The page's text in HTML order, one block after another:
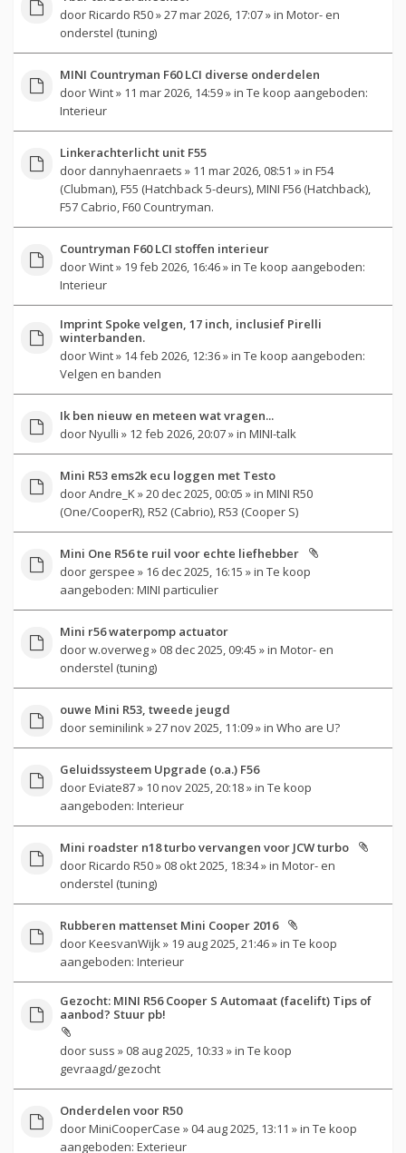
doorRicardo R50» 27 mar 2026, 17:07 » in Motor- en
onderstel (tuning)
MINI Countryman F60 LCI diverse onderdelen
doorWint» 11 mar 2026, 14:59 » in Te koop aangeboden:
Interieur
Linkerachterlicht unit F55
door dannyhaenraets » 11 mar 2026, 08:51 » in F54
(Clubman), F55 (Hatchback 5-deurs), MINI F56 (Hatchback),
F57 Cabrio, F60 Countryman.
Countryman F60 LCI stoffen interieur
doorWint» 19 feb 2026, 16:46 » in Te koop aangeboden:
Interieur
Imprint Spoke velgen, 17 inch, inclusief Pirelli
winterbanden.
doorWint» 14 feb 2026, 12:36 » in Te koop aangeboden:
Velgen en banden
Ik ben nieuw en meteen wat vragen...
doorNyulli » 12 feb 2026, 20:07 » in MINI-talk
Mini R53 ems2k ecu loggen met Testo
doorAndre_K » 20 dec 2025, 00:05 » in MINI R50
(One/CooperR), R52 (Cabrio), R53 (Cooper S)
Mini One R56 te ruil voor echte liefhebber
door gerspee » 16 dec 2025, 16:15 » in Te koop
aangeboden: MINI particulier
Mini r56 waterpomp actuator
doorw.overweg» 08 dec 2025, 09:45 » in Motor- en
onderstel (tuning)
ouwe Mini R53, tweede jeugd
door seminilink » 27 nov 2025, 11:09 » in Who are U?
Geluidssysteem Upgrade (o.a.) F56
doorEviate87» 10 nov 2025, 20:18 » in Te koop
aangeboden: Interieur
Mini roadster n18 turbo vervangen voor JCW turbo
doorRicardo R50» 08 okt 2025, 18:34 » in Motor- en
onderstel (tuning)
Rubberen mattenset Mini Cooper 2016
doorKeesvanWijk » 19 aug 2025, 21:46 » in Te koop
aangeboden: Interieur
Gezocht: MINI R56 Cooper S Automaat (facelift) Tips of
aanbod? Stuur pb!
door suss » 08 aug 2025, 10:33 » in Te koop
gevraagd/gezocht
Onderdelen voor R50
doorMiniCooperCase » 04 aug 2025, 13:11 » in Te koop
aangeboden: Exterieur